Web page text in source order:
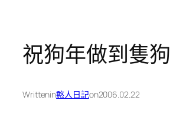
祝狗年做到隻狗
Writtenin憨人日記on2006.02.22